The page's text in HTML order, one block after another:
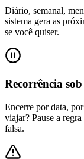
Diário, semanal,
sistema gera as
se você quiser.
Recorrência
Encerre por data,
viajar? Pause a
falsa.